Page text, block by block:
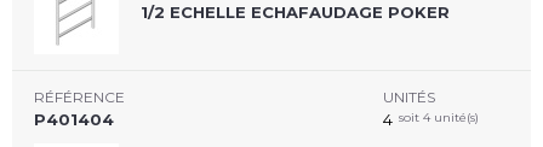
1/2 ECHELLE ECHAFAUDAGE POKER
RÉFÉRENCE
P401404
UNITÉS
4 soit 4 unité(s)